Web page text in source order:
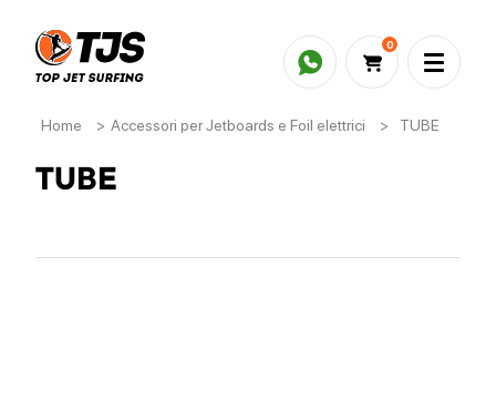
0
Home > Accessori per Jetboards e Foil elettrici > TUBE
TUBE